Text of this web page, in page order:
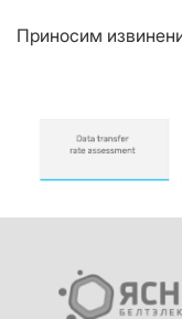
Приносим